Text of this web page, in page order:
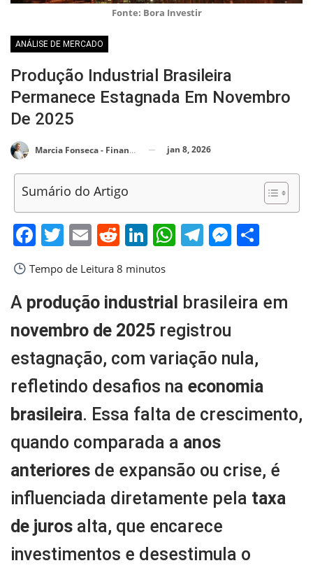
Fonte: Bora Investir
ANÁLISE DE MERCADO
Produção Industrial Brasileira
Permanece Estagnada Em Novembro
De 2025
Marcia Fonseca - Financial Consultant jan 8, 2026
Sumário do Artigo
Facebook
Twitter
EmailReddit
LinkedIn
WhatsApp
Telegram
Tempo de Leitura 8 minutos
A produção industrial brasileira em
novembro de 2025 registrou
estagnação, com variação nula,
refletindo desafios na economia
brasileira. Essa falta de crescimento,
quando comparada a anos
anteriores de expansão ou crise, é
influenciada diretamente pela taxa
de juros alta, que encarece
investimentos e desestimula o